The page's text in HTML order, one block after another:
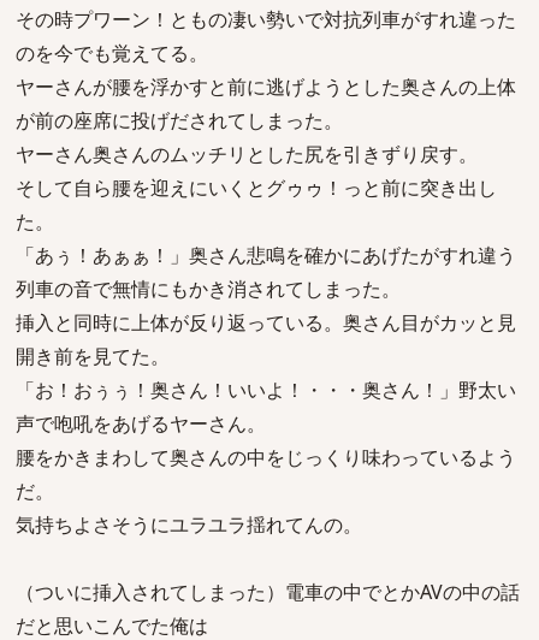
その時プワーン！ともの凄い勢いで対抗列車がすれ違った
のを今でも覚えてる。
ヤーさんが腰を浮かすと前に逃げようとした奥さんの上体
が前の座席に投げだされてしまった。
ヤーさん奥さんのムッチリとした尻を引きずり戻す。
そして自ら腰を迎えにいくとグゥゥ！っと前に突き出し
た。
「あぅ！あぁぁ！」奥さん悲鳴を確かにあげたがすれ違う
列車の音で無情にもかき消されてしまった。
挿入と同時に上体が反り返っている。奥さん目がカッと見
開き前を見てた。
「お！おぅぅ！奥さん！いいよ！・・・奥さん！」野太い
声で咆吼をあげるヤーさん。
腰をかきまわして奥さんの中をじっくり味わっているよう
だ。
気持ちよさそうにユラユラ揺れてんの。
（ついに挿入されてしまった）電車の中でとかAVの中の話
だと思いこんでた俺は